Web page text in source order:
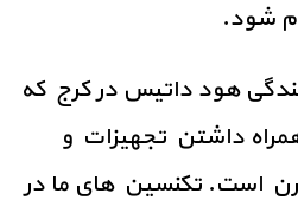
شود.
هود داتیس در کرج که
داشتن تجهیزات و
است. تکنسین های ما در